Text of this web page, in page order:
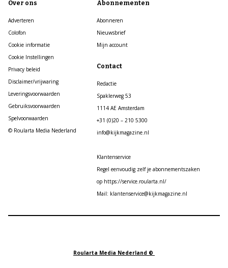
Over ons
Adverteren
Colofon
Cookie informatie
Cookie Instellingen
Privacy beleid
Disclaimer/vrijwaring
Leveringsvoorwaarden
Gebruiksvoorwaarden
Spelvoorwaarden
© Roularta Media Nederland
Abonnementen
Abonneren
Nieuwsbrief
Mijn account
Contact
Redactie
Spaklerweg 53
1114 AE Amsterdam
+31 (0)20 – 210 5300
info@kijkmagazine.nl
Klantenservice
Regel eenvoudig zelf je abonnementszaken
op https://service.roularta.nl/
Mail: klantenservice@kijkmagazine.nl
Roularta Media Nederland ©